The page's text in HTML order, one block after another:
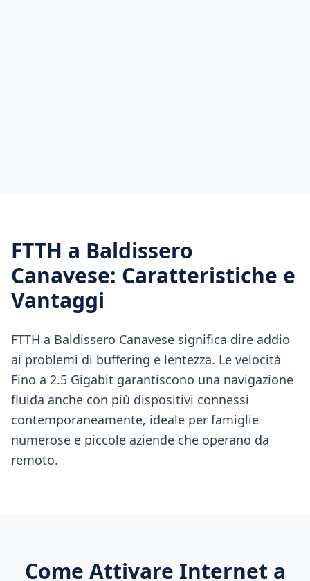
FTTH a Baldissero
Canavese: Caratteristiche e
Vantaggi
FTTH a Baldissero Canavese significa dire addio
ai problemi di buffering e lentezza. Le velocità
Fino a 2.5 Gigabit garantiscono una navigazione
fluida anche con più dispositivi connessi
contemporaneamente, ideale per famiglie
numerose e piccole aziende che operano da
remoto.
Come Attivare Internet a